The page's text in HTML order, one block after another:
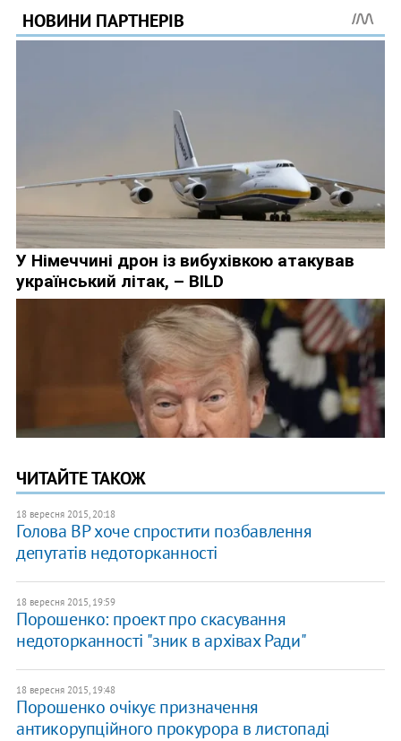
ЧИТАЙТЕ ТАКОЖ
18 вересня 2015, 20:18
Голова ВР хоче спростити позбавлення
депутатів недоторканності
18 вересня 2015, 19:59
Порошенко: проект про скасування
недоторканності "зник в архівах Ради"
18 вересня 2015, 19:48
Порошенко очікує призначення
антикорупційного прокурора в листопаді